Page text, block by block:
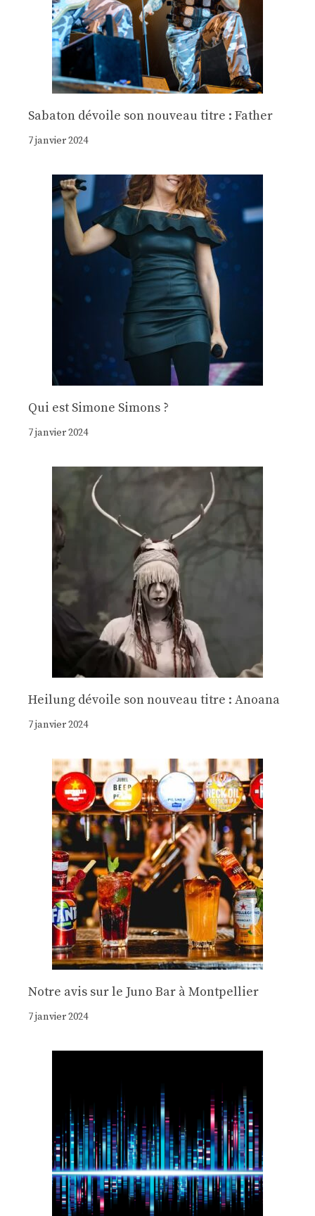
Sabaton dévoile son nouveau titre : Father
7 janvier 2024
Qui est Simone Simons ?
7 janvier 2024
Heilung dévoile son nouveau titre : Anoana
7 janvier 2024
Notre avis sur le Juno Bar à Montpellier
7 janvier 2024